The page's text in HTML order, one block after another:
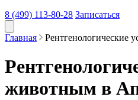
8 (499) 113-80-28 Записаться
Главная Рентгенологические
животным в